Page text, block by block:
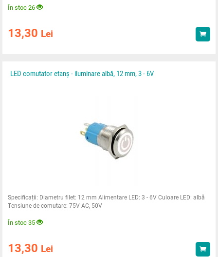
În stoc 26
13,30 Lei
LED comutator etanș - iluminare albă, 12 mm, 3 - 6V
Specificații: Diametru filet: 12 mm Alimentare LED: 3 - 6V Culoare LED: albă
Tensiune de comutare: 75V AC, 50V
În stoc 35
13,30 Lei